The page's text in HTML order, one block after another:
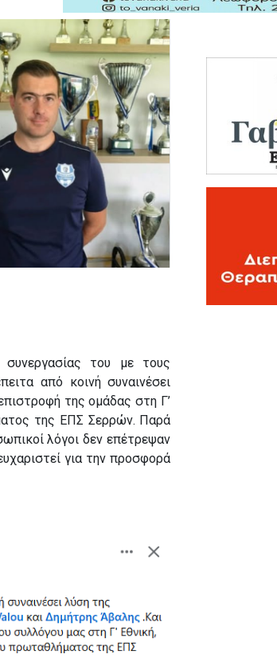
του με τους
από κοινή συναινέσει
της ομάδας στη Γ’
της ΕΠΣ Σερρών. Παρά
λόγοι δεν επέτρεψαν
για την προσφορά